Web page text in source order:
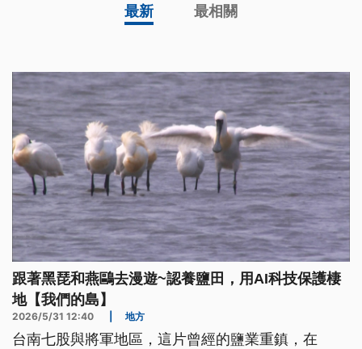
最新 最相關
跟著黑琵和燕鷗去漫遊~認養鹽田，用AI科技保護棲
地【我們的島】
2026/5/31 12:40 地方
台南七股與將軍地區，這片曾經的鹽業重鎮，在